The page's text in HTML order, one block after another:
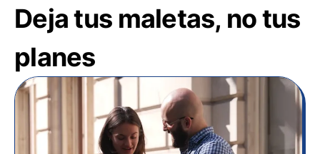
Deja tus maletas, no tus
planes